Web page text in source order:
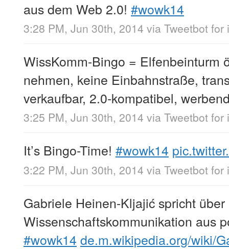
aus dem Web 2.0! #wowk14
3:28 PM, Jun 30th, 2014 via Tweetbot for
WissKomm-Bingo = Elfenbeinturm
nehmen, keine Einbahnstraße,
verkaufbar, 2.0-kompatibel,
3:25 PM, Jun 30th, 2014 via Tweetbot for
It’s Bingo-Time! #wowk14
3:22 PM, Jun 30th, 2014 via Tweetbot for
Gabriele Heinen-Kljajić spricht über
Wissenschaftskommunikation aus
#wowk14 de.m.wikipedia.org/wiki/